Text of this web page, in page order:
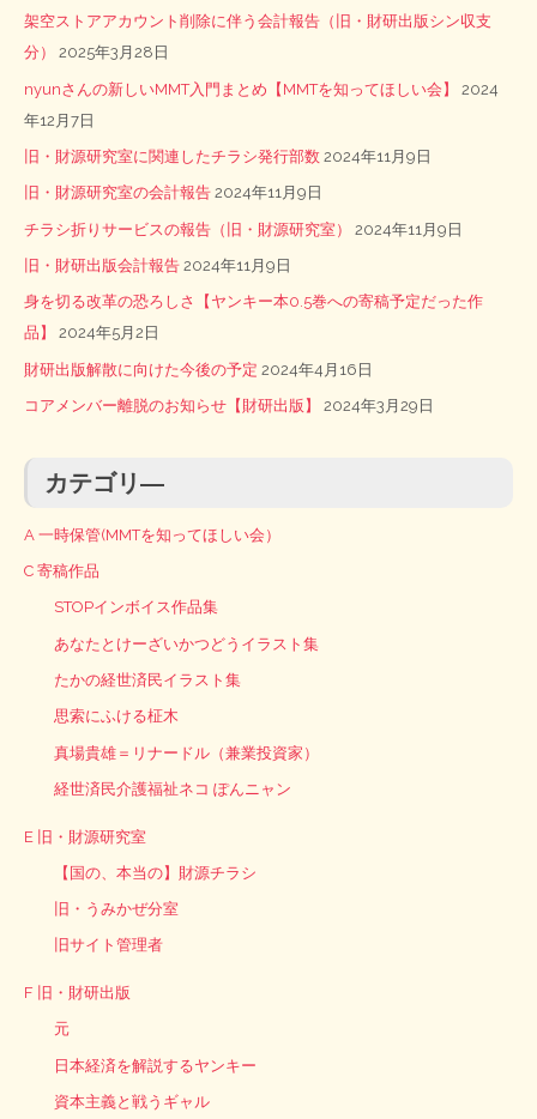
架空ストアアカウント削除に伴う会計報告（旧・財研出版シン収支
分）
2025年3月28日
nyunさんの新しいMMT入門まとめ【MMTを知ってほしい会】
2024
年12月7日
旧・財源研究室に関連したチラシ発行部数 2024年11月9日
旧・財源研究室の会計報告 2024年11月9日
チラシ折りサービスの報告（旧・財源研究室） 2024年11月9日
旧・財研出版会計報告 2024年11月9日
身を切る改革の恐ろしさ【ヤンキー本0.5巻への寄稿予定だった作
品】
2024年5月2日
財研出版解散に向けた今後の予定 2024年4月16日
コアメンバー離脱のお知らせ【財研出版】 2024年3月29日
カテゴリ―
A 一時保管(MMTを知ってほしい会）
C 寄稿作品
STOPインボイス作品集
あなたとけーざいかつどうイラスト集
たかの経世済民イラスト集
思索にふける柾木
真場貴雄＝リナードル（兼業投資家）
経世済民介護福祉ネコ ぽんニャン
E 旧・財源研究室
【国の、本当の】財源チラシ
旧・うみかぜ分室
旧サイト管理者
F 旧・財研出版
元
日本経済を解説するヤンキー
資本主義と戦うギャル